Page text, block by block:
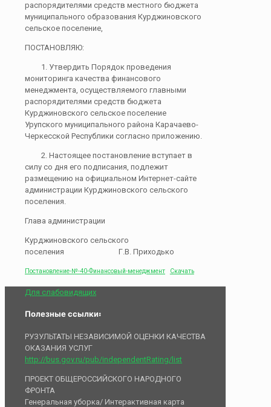
распорядителями средств местного бюджета
муниципального образования Курджиновского
сельское поселение,
ПОСТАНОВЛЯЮ:
1. Утвердить Порядок проведения
мониторинга качества финансового
менеджмента, осуществляемого главными
распорядителями средств бюджета
Курджиновского сельское поселение
Урупского муниципального района Карачаево-
Черкесской Республики согласно приложению.
2. Настоящее постановление вступает в
силу со дня его подписания, подлежит
размещению на официальном Интернет-сайте
администрации Курджиновского сельского
поселения.
Глава администрации
Курджиновского сельского
поселения Г.В. Приходько
Постановление-№-40-Финансовый-менеджмент Скачать
Для слабовидящих
Полезные ссылки:
РУЗУЛЬТАТЫ НЕЗАВИСИМОЙ ОЦЕНКИ КАЧЕСТВА
ОКАЗАНИЯ УСЛУГ
http://bus.gov.ru/pub/independentRating/list
ПРОЕКТ ОБЩЕРОССИЙСКОГО НАРОДНОГО
ФРОНТА
Генеральная уборка/ Интерактивная карта